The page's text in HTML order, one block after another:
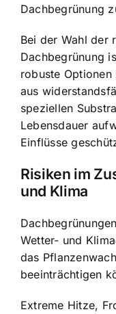
Dachbegrünung
Bei der Wahl der
Dachbegrünung
robuste
aus
speziellen
Lebensdauer
Einflüsse
Risiken im
und Klima
Wetter- und
das
beeinträchtigen
Extreme Hitze,